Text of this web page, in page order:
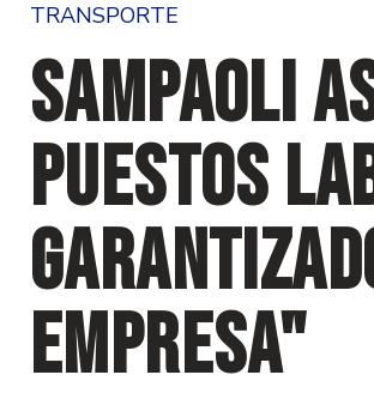
TRANSPORTE
Sampaoli
puestos
empresa"